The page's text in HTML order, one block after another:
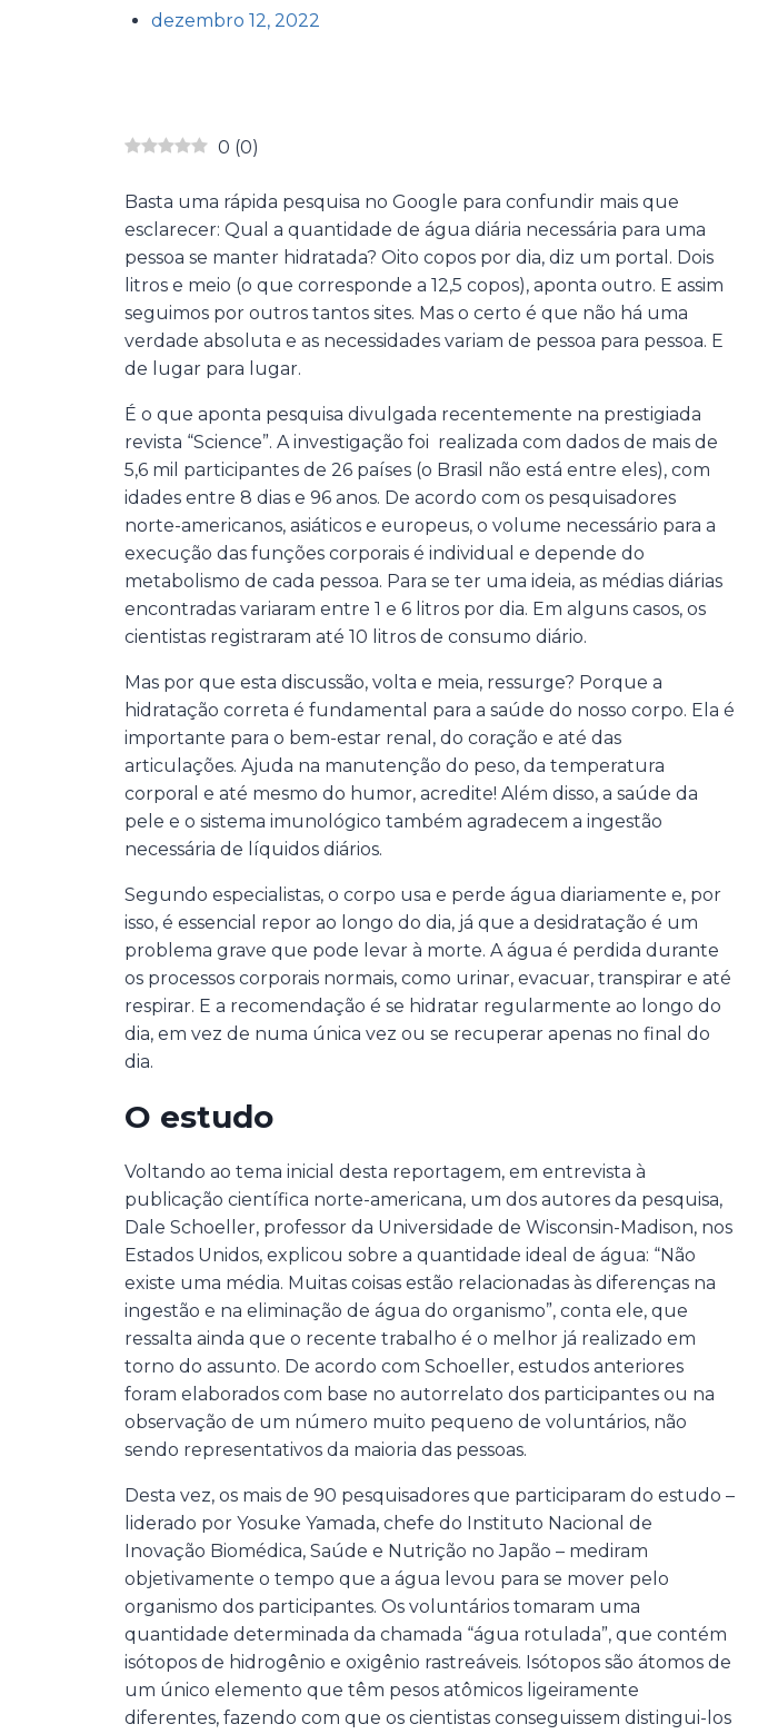
dezembro 12, 2022
0 (0)
Basta uma rápida pesquisa no Google para confundir mais que
esclarecer: Qual a quantidade de água diária necessária para uma
pessoa se manter hidratada? Oito copos por dia, diz um portal. Dois
litros e meio (o que corresponde a 12,5 copos), aponta outro. E assim
seguimos por outros tantos sites. Mas o certo é que não há uma
verdade absoluta e as necessidades variam de pessoa para pessoa. E
de lugar para lugar.
É o que aponta pesquisa divulgada recentemente na prestigiada
revista “Science”. A investigação foi realizada com dados de mais de
5,6 mil participantes de 26 países (o Brasil não está entre eles), com
idades entre 8 dias e 96 anos. De acordo com os pesquisadores
norte-americanos, asiáticos e europeus, o volume necessário para a
execução das funções corporais é individual e depende do
metabolismo de cada pessoa. Para se ter uma ideia, as médias diárias
encontradas variaram entre 1 e 6 litros por dia. Em alguns casos, os
cientistas registraram até 10 litros de consumo diário.
Mas por que esta discussão, volta e meia, ressurge? Porque a
hidratação correta é fundamental para a saúde do nosso corpo. Ela é
importante para o bem-estar renal, do coração e até das
articulações. Ajuda na manutenção do peso, da temperatura
corporal e até mesmo do humor, acredite! Além disso, a saúde da
pele e o sistema imunológico também agradecem a ingestão
necessária de líquidos diários.
Segundo especialistas, o corpo usa e perde água diariamente e, por
isso, é essencial repor ao longo do dia, já que a desidratação é um
problema grave que pode levar à morte. A água é perdida durante
os processos corporais normais, como urinar, evacuar, transpirar e até
respirar. E a recomendação é se hidratar regularmente ao longo do
dia, em vez de numa única vez ou se recuperar apenas no final do
dia.
O estudo
Voltando ao tema inicial desta reportagem, em entrevista à
publicação científica norte-americana, um dos autores da pesquisa,
Dale Schoeller, professor da Universidade de Wisconsin-Madison, nos
Estados Unidos, explicou sobre a quantidade ideal de água: “Não
existe uma média. Muitas coisas estão relacionadas às diferenças na
ingestão e na eliminação de água do organismo”, conta ele, que
ressalta ainda que o recente trabalho é o melhor já realizado em
torno do assunto. De acordo com Schoeller, estudos anteriores
foram elaborados com base no autorrelato dos participantes ou na
observação de um número muito pequeno de voluntários, não
sendo representativos da maioria das pessoas.
Desta vez, os mais de 90 pesquisadores que participaram do estudo –
liderado por Yosuke Yamada, chefe do Instituto Nacional de
Inovação Biomédica, Saúde e Nutrição no Japão – mediram
objetivamente o tempo que a água levou para se mover pelo
organismo dos participantes. Os voluntários tomaram uma
quantidade determinada da chamada “água rotulada”, que contém
isótopos de hidrogênio e oxigênio rastreáveis. Isótopos são átomos de
um único elemento que têm pesos atômicos ligeiramente
diferentes, fazendo com que os cientistas conseguissem distingui-los